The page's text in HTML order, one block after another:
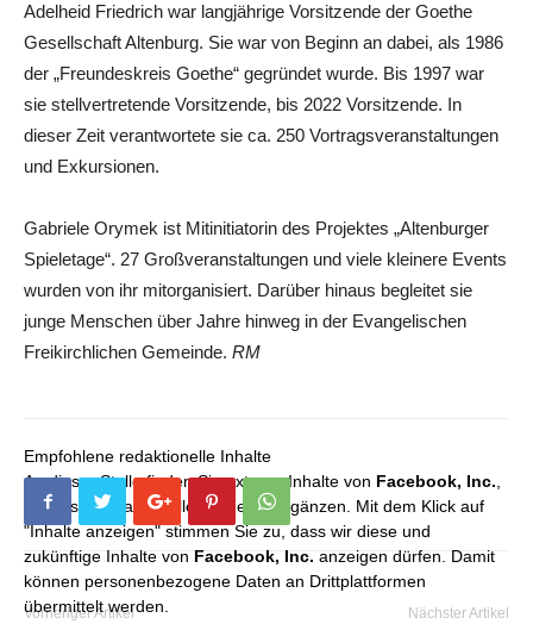
Adelheid Friedrich war langjährige Vorsitzende der Goethe
Gesellschaft Altenburg. Sie war von Beginn an dabei, als 1986
der „Freundeskreis Goethe“ gegründet wurde. Bis 1997 war
sie stellvertretende Vorsitzende, bis 2022 Vorsitzende. In
dieser Zeit verantwortete sie ca. 250 Vortragsveranstaltungen
und Exkursionen.
Gabriele Orymek ist Mitinitiatorin des Projektes „Altenburger
Spieletage“. 27 Großveranstaltungen und viele kleinere Events
wurden von ihr mitorganisiert. Darüber hinaus begleitet sie
junge Menschen über Jahre hinweg in der Evangelischen
Freikirchlichen Gemeinde. RM
Empfohlene redaktionelle Inhalte
An dieser Stelle finden Sie externe Inhalte von Facebook, Inc.,
die unser redaktionelles Angebot ergänzen. Mit dem Klick auf
"Inhalte anzeigen" stimmen Sie zu, dass wir diese und
zukünftige Inhalte von Facebook, Inc. anzeigen dürfen. Damit
können personenbezogene Daten an Drittplattformen
übermittelt werden.
Vorheriger Artikel Nächster Artikel